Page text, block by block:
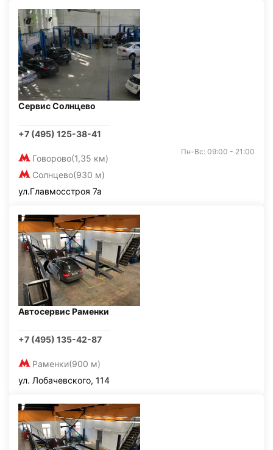
Сервис Солнцево
+7 (495) 125-38-41
Говорово(1,35 км)
Солнцево(930 м)
Пн-Вс: 09:00 - 21:00
ул.Главмосстроя 7а
Автосервис Раменки
+7 (495) 135-42-87
Раменки(900 м)
ул. Лобачевского, 114